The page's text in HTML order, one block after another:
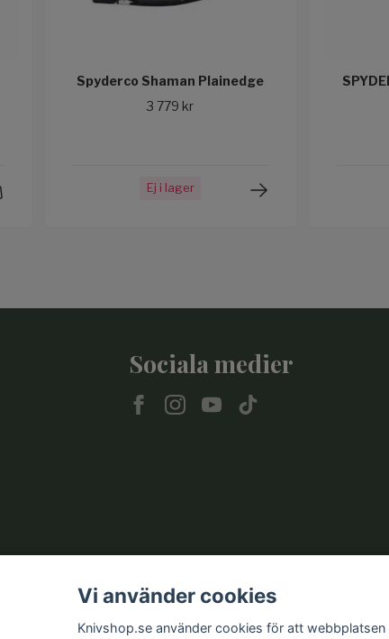
Spyderco Shaman Plainedge
3 779 kr
Ej i lager
Sociala medier
Vi använder cookies
Knivshop.se använder cookies för att